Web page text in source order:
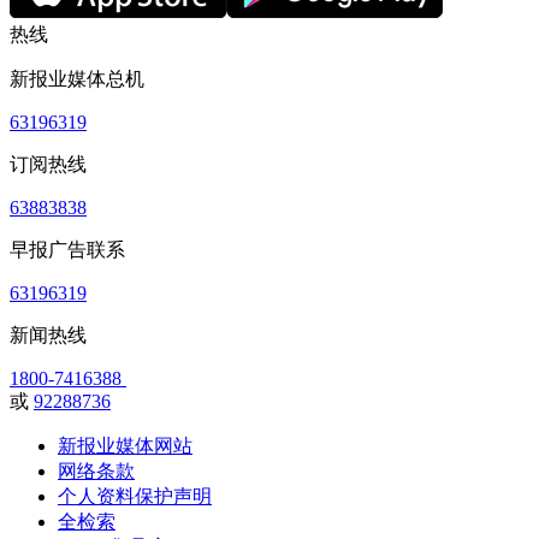
热线
新报业媒体总机
63196319
订阅热线
63883838
早报广告联系
63196319
新闻热线
1800-7416388
或 92288736
新报业媒体网站
网络条款
个人资料保护声明
全检索